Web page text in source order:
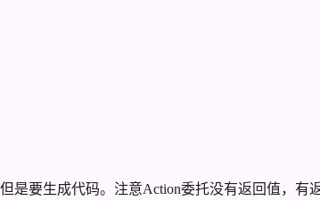
是要生成代码。注意Action委托没有返回值，有